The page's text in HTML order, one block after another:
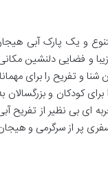
و یک پارک آبی
و فضایی دلنشین
و تفریح را برای
کودکان و
بی نظیر از تفریح
پر از سرگرمی و